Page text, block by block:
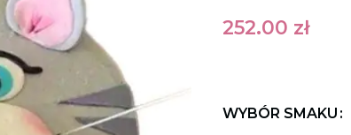
252.00 zł
WYBÓR SMAKU